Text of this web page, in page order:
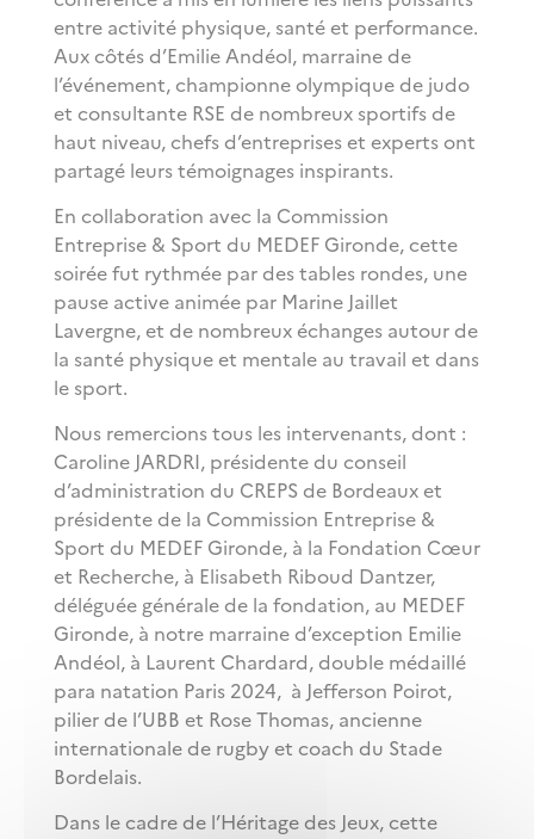
entre activité physique, santé et performance.
Aux côtés d’Emilie Andéol, marraine de
l’événement, championne olympique de judo
et consultante RSE de nombreux sportifs de
haut niveau, chefs d’entreprises et experts ont
partagé leurs témoignages inspirants.
En collaboration avec la Commission
Entreprise & Sport du MEDEF Gironde, cette
soirée fut rythmée par des tables rondes, une
pause active animée par Marine Jaillet
Lavergne, et de nombreux échanges autour de
la santé physique et mentale au travail et dans
le sport.
Nous remercions tous les intervenants, dont :
Caroline JARDRI, présidente du conseil
d’administration du CREPS de Bordeaux et
présidente de la Commission Entreprise &
Sport du MEDEF Gironde, à la Fondation Cœur
et Recherche, à Elisabeth Riboud Dantzer,
déléguée générale de la fondation, au MEDEF
Gironde, à notre marraine d’exception Emilie
Andéol, à Laurent Chardard, double médaillé
para natation Paris 2024, à Jefferson Poirot,
pilier de l’UBB et Rose Thomas, ancienne
internationale de rugby et coach du Stade
Bordelais.
Dans le cadre de l’Héritage des Jeux, cette